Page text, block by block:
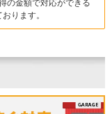
の金額で対応ができる
ります。